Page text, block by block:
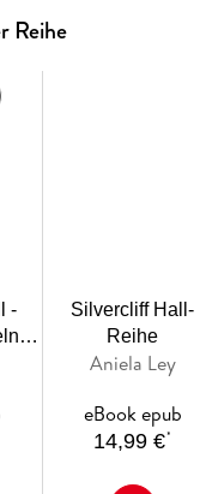
entstanden
Emilia gebunden. An
nervtötend wie
magischen
geblieben ist.
Reihe
-
Silvercliff Hall-
Reihe
Aniela Ley
eBook epub
14,99 €*